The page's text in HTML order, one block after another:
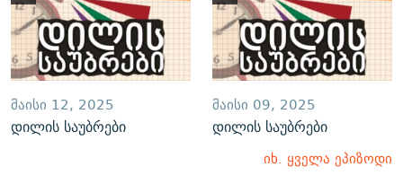
ᲛᲐᲘᲡᲘ 12, 2025
დილის საუბრები
ᲛᲐᲘᲡᲘ 09, 2025
დილის საუბრები
იხ. ყველა ეპიზოდი